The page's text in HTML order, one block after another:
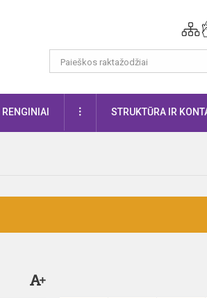
RENGINIAI DAUGIAUSTRUKTŪRA IR